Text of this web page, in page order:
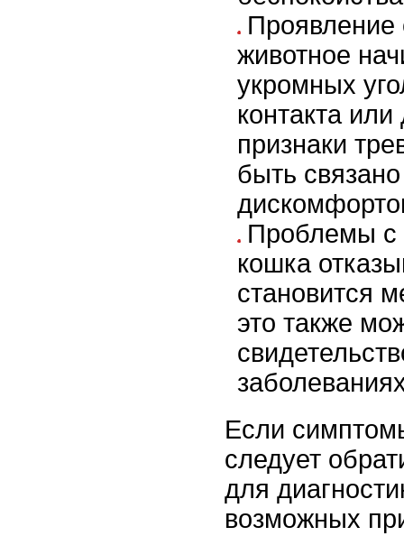
Проявление
животное
укромных
контакта
признаки
быть
Проблемы с
кошка
становится
это также
Если
следует
для
возможных